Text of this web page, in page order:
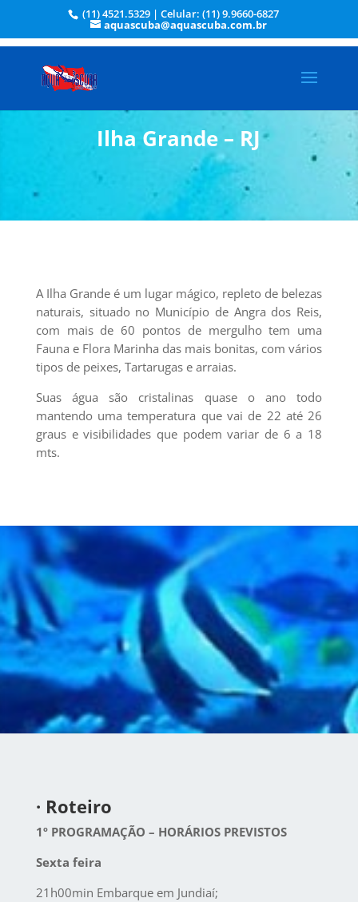
(11) 4521.5329 | Celular: (11) 9.9660-6827
aquascuba@aquascuba.com.br
Ilha Grande – RJ
A Ilha Grande é um lugar mágico, repleto de belezas
naturais, situado no Município de Angra dos Reis,
com mais de 60 pontos de mergulho tem uma
Fauna e Flora Marinha das mais bonitas, com vários
tipos de peixes, Tartarugas e arraias.
Suas água são cristalinas quase o ano todo
mantendo uma temperatura que vai de 22 até 26
graus e visibilidades que podem variar de 6 a 18
mts.
· Roteiro
1º PROGRAMAÇÃO – HORÁRIOS PREVISTOS
Sexta feira
21h00min Embarque em Jundiaí;